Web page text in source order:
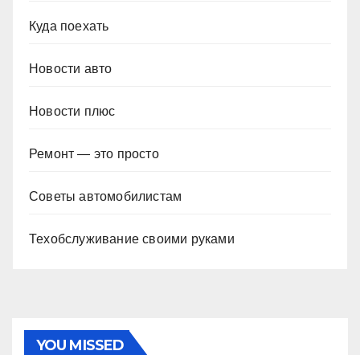
Куда поехать
Новости авто
Новости плюс
Ремонт — это просто
Советы автомобилистам
Техобслуживание своими руками
YOU MISSED